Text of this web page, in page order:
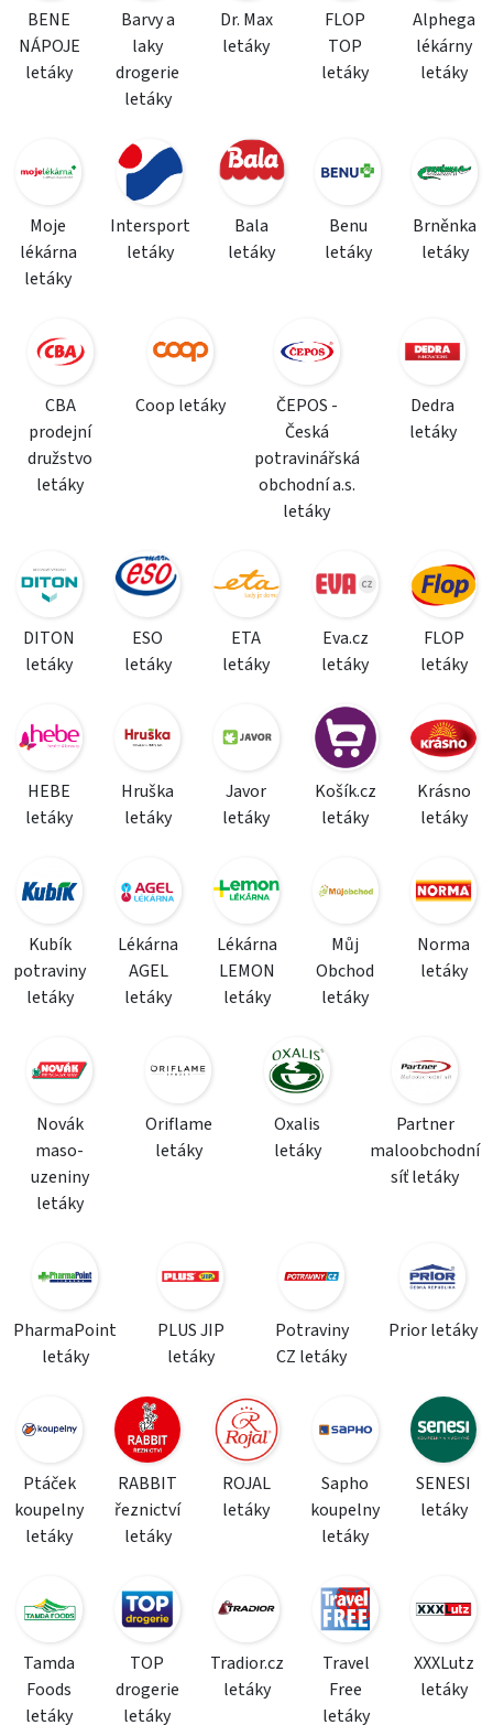
BENE
NÁPOJE
letáky
Barvy a
laky
drogerie
letáky
Dr. Max
letáky
FLOP
TOP
letáky
Alphega
lékárny
letáky
Moje
lékárna
letáky
Intersport
letáky
Bala
letáky
Benu
letáky
Brněnka
letáky
CBA
prodejní
družstvo
letáky
Coop letáky
ČEPOS -
Česká
potravinářská
obchodní a.s.
letáky
Dedra
letáky
DITON
letáky
ESO
letáky
ETA
letáky
Eva.cz
letáky
FLOP
letáky
HEBE
letáky
Hruška
letáky
Javor
letáky
Košík.cz
letáky
Krásno
letáky
Kubík
potraviny
letáky
Lékárna
AGEL
letáky
Lékárna
LEMON
letáky
Můj
Obchod
letáky
Norma
letáky
Novák
maso-
uzeniny
letáky
Oriflame
letáky
Oxalis
letáky
Partner
maloobchodní
síť letáky
PharmaPoint
letáky
PLUS JIP
letáky
Potraviny
CZ letáky
Prior letáky
Ptáček
koupelny
letáky
RABBIT
řeznictví
letáky
ROJAL
letáky
Sapho
koupelny
letáky
SENESI
letáky
Tamda
Foods
letáky
TOP
drogerie
letáky
Tradior.cz
letáky
Travel
Free
letáky
XXXLutz
letáky